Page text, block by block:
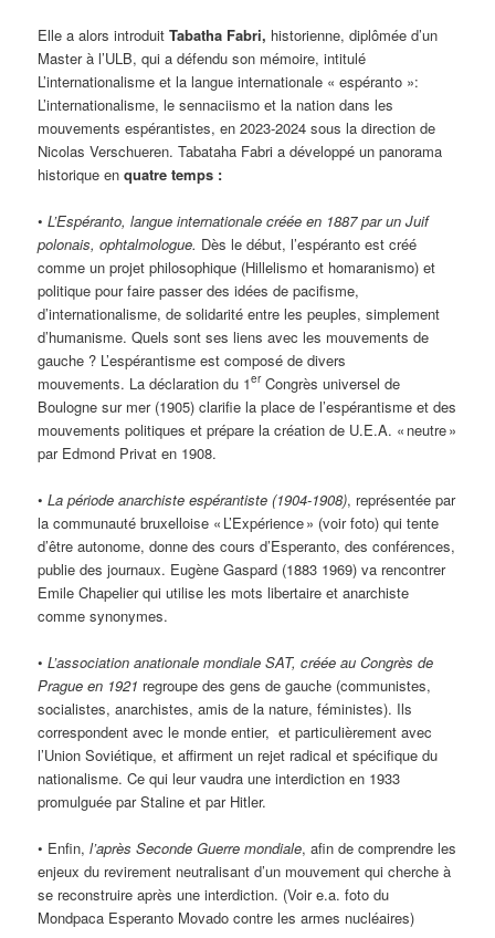
Elle a alors introduitTabatha Fabri, historienne, diplômée d’un
Master à l’ULB, qui a défendu son mémoire, intitulé
L’internationalisme et la langue internationale « espéranto »:
L’internationalisme, le sennaciismo et la nation dans les
mouvements espérantistes, en 2023-2024 sous la direction de
Nicolas Verschueren. Tabataha Fabri a développé un panorama
historique enquatre temps :
•L’Espéranto, langue internationale créée en 1887 par un Juif
polonais, ophtalmologue. Dès le début, l’espéranto est créé
comme un projet philosophique (Hillelismo et homaranismo) et
politique pour faire passer des idées de pacifisme,
d’internationalisme, de solidarité entre les peuples, simplement
d’humanisme. Quels sont ses liens avec les mouvements de
gauche ? L’espérantisme est composé de divers
mouvements. La déclaration du 1erCongrès universel de
Boulogne sur mer (1905) clarifie la place de l’espérantisme et des
mouvements politiques et prépare la création de U.E.A. « neutre »
par Edmond Privat en 1908.
•La période anarchiste espérantiste (1904-1908), représentée par
la communauté bruxelloise « L’Expérience » (voir foto) qui tente
d’être autonome, donne des cours d’Esperanto, des conférences,
publie des journaux. Eugène Gaspard (1883 1969) va rencontrer
Emile Chapelier qui utilise les mots libertaire et anarchiste
comme synonymes.
•L’association anationale mondiale SAT, créée au Congrès de
Prague en 1921 regroupe des gens de gauche (communistes,
socialistes, anarchistes, amis de la nature, féministes). Ils
correspondent avec le monde entier, et particulièrement avec
l’Union Soviétique, et affirment un rejet radical et spécifique du
nationalisme. Ce qui leur vaudra une interdiction en 1933
promulguée par Staline et par Hitler.
• Enfin, l’après Seconde Guerre mondiale, afin de comprendre les
enjeux du revirement neutralisant d’un mouvement qui cherche à
se reconstruire après une interdiction. (Voir e.a. foto du
Mondpaca Esperanto Movado contre les armes nucléaires)